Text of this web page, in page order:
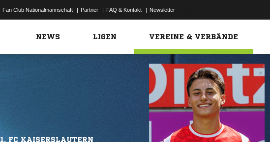
Fan Club Nationalmannschaft | Partner | FAQ & Kontakt | Newsletter
NEWS LIGEN VEREINE & VERBÄNDE
1. FC KAISERSLAUTERN